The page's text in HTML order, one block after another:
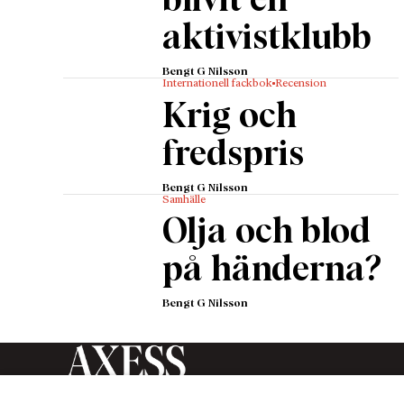
På
sektion
lämnat
– Jag
bilda,
aktivistklubb
Bengt G Nilsson
Internationell fackbok Recension
Krig och
fredspris
Bengt G Nilsson
Samhälle
Olja och blod
på händerna?
Bengt G Nilsson